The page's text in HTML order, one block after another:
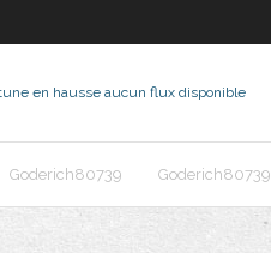
en hausse aucun flux disponible
Goderich80739 Goderich80739